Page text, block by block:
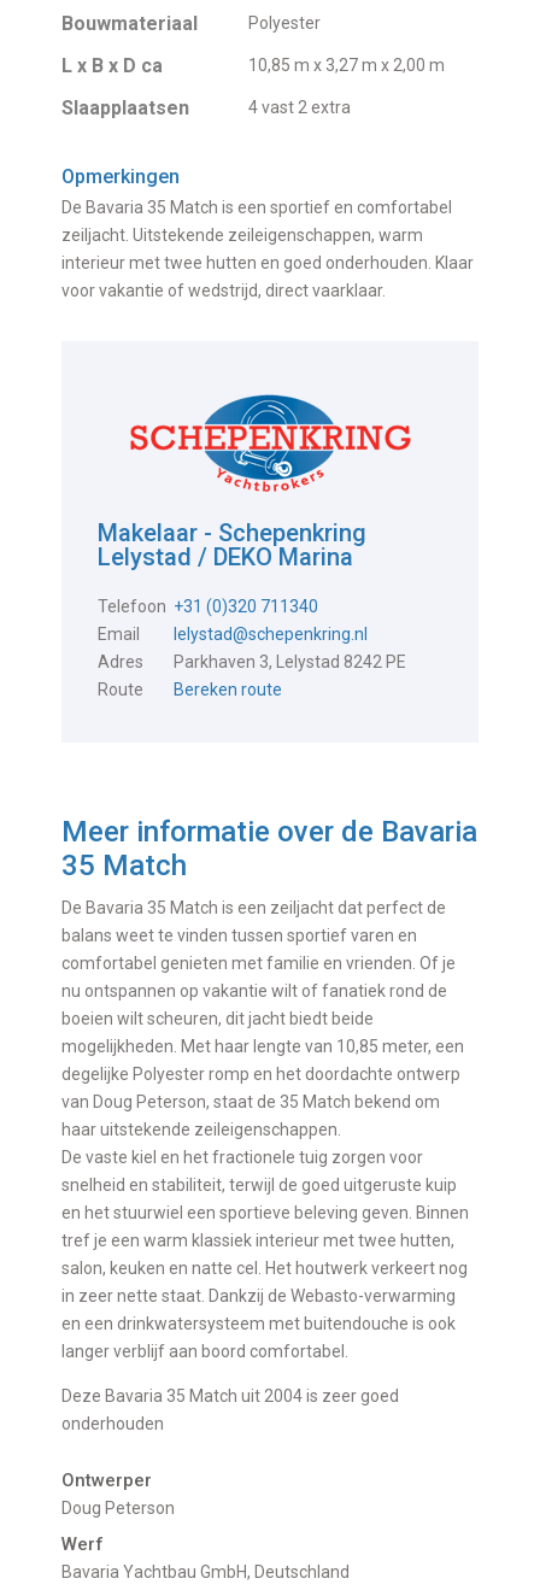
Bouwmateriaal Polyester
L x B x D ca 10,85 m x 3,27 m x 2,00 m
Slaapplaatsen 4 vast 2 extra
Opmerkingen
De Bavaria 35 Match is een sportief en comfortabel
zeiljacht. Uitstekende zeileigenschappen, warm
interieur met twee hutten en goed onderhouden. Klaar
voor vakantie of wedstrijd, direct vaarklaar.
Makelaar - Schepenkring
Lelystad / DEKO Marina
Telefoon +31 (0)320 711340
Email
lelystad@schepenkring.nl
Adres
Parkhaven 3, Lelystad 8242 PE
Route
Bereken route
Meer informatie over de Bavaria
35 Match
De Bavaria 35 Match is een zeiljacht dat perfect de
balans weet te vinden tussen sportief varen en
comfortabel genieten met familie en vrienden. Of je
nu ontspannen op vakantie wilt of fanatiek rond de
boeien wilt scheuren, dit jacht biedt beide
mogelijkheden. Met haar lengte van 10,85 meter, een
degelijke Polyester romp en het doordachte ontwerp
van Doug Peterson, staat de 35 Match bekend om
haar uitstekende zeileigenschappen.
De vaste kiel en het fractionele tuig zorgen voor
snelheid en stabiliteit, terwijl de goed uitgeruste kuip
en het stuurwiel een sportieve beleving geven. Binnen
tref je een warm klassiek interieur met twee hutten,
salon, keuken en natte cel. Het houtwerk verkeert nog
in zeer nette staat. Dankzij de Webasto-verwarming
en een drinkwatersysteem met buitendouche is ook
langer verblijf aan boord comfortabel.
Deze Bavaria 35 Match uit 2004 is zeer goed
onderhouden
Ontwerper
Doug Peterson
Werf
Bavaria Yachtbau GmbH, Deutschland